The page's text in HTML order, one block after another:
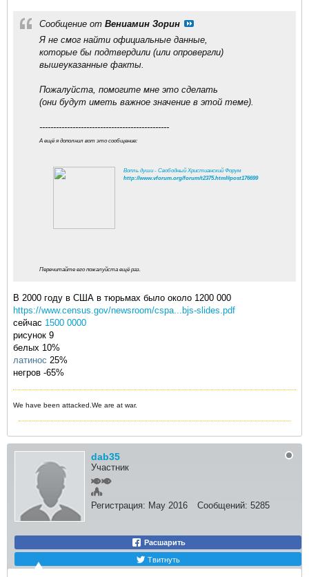
Сообщение от Вениамин Зорин
Я не смог найти официальные данные,
которые бы подтвердили (или опровергли)
вышеуказанные факты.
Пожалуйста, помогите мне это сделать
(они будут иметь важное значение в этой теме).
-----------------------------------------------
А ещё я дополнил вот это сообщение:
Вопль души - Свободный Христианский Форум
http://www.vforum.org/forum/t2375.html#post176699
Перечитайте его пожалуйста ещё раз.
В 2000 году в США в тюрьмах было около 1200 000
https://www.census.gov/newsroom/cspa...bjs-slides.pdf
сейчас 1500 0000
рисунок 9
белых 10%
латинос 25%
негров -65%
We have been attacked.We are at war.
dab35
Участник
Регистрация: May 2016 Сообщений: 5285
Расшарить
Твитнуть